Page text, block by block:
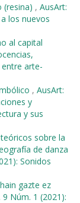
, AusArt:
los nuevos
al capital
arte-
, AusArt:
y
y sus
sobre la
de danza
Sonidos
gazte ez
9 Núm. 1 (2021):